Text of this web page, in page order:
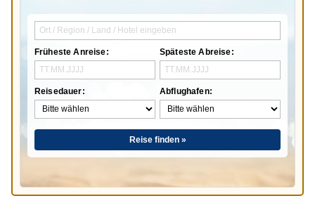
Früheste Anreise:
Reisedauer:
Späteste Abreise:
Abflughafen:
Reise finden »